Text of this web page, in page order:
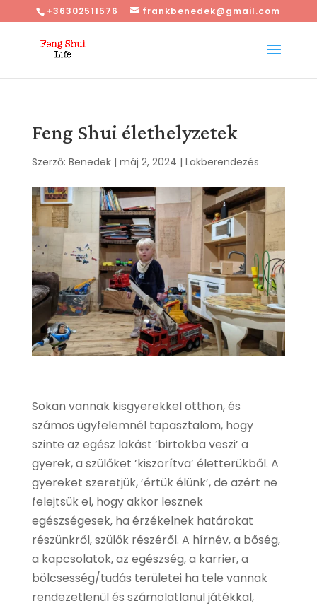
+36302511576 frankbenedek@gmail.com
Feng Shui élethelyzetek
Szerző: Benedek| máj 2, 2024 | Lakberendezés
Sokan vannak kisgyerekkel otthon, és
számos ügyfelemnél tapasztalom, hogy
szinte az egész lakást ’birtokba veszi’ a
gyerek, a szülőket ’kiszorítva’ életterükből. A
gyereket szeretjük, ’értük élünk’, de azért ne
felejtsük el, hogy akkor lesznek
egészségesek, ha érzékelnek határokat
részünkről, szülők részéről. A hírnév, a bőség,
a kapcsolatok, az egészség, a karrier, a
bölcsesség/tudás területei ha tele vannak
rendezetlenül és számolatlanul játékkal,